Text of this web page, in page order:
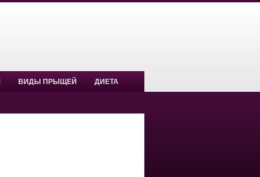
ВИДЫ ПРЫЩЕЙ ДИЕТА